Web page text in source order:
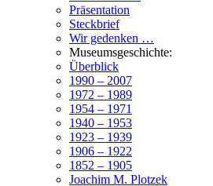
Präsentation
Steckbrief
Wir gedenken …
Museumsgeschichte:
Überblick
1990 – 2007
1972 – 1989
1954 – 1971
1940 – 1953
1923 – 1939
1906 – 1922
1852 – 1905
Joachim M. Plotzek